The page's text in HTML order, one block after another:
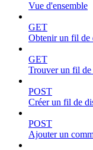
Vue d'ensemble
GET
Obtenir un fil de
GET
Trouver un fil de
POST
Créer un fil de
POST
Ajouter un